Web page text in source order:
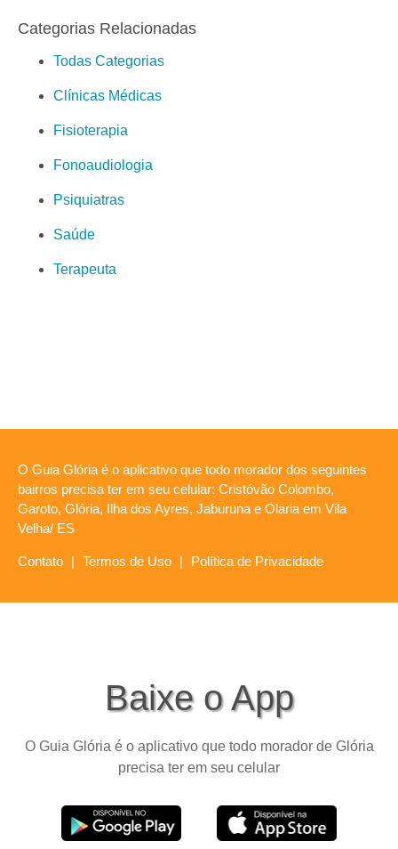
Categorias Relacionadas
Todas Categorias
Clínicas Médicas
Fisioterapia
Fonoaudiologia
Psiquiatras
Saúde
Terapeuta
O Guia Glória é o aplicativo que todo morador dos seguintes
bairros precisa ter em seu celular: Cristóvão Colombo,
Garoto, Glória, Ilha dos Ayres, Jaburuna e Olaria em Vila
Velha/ ES
Contato | Termos de Uso | Política de Privacidade
Baixe o App
O Guia Glória é o aplicativo que todo morador de Glória
precisa ter em seu celular